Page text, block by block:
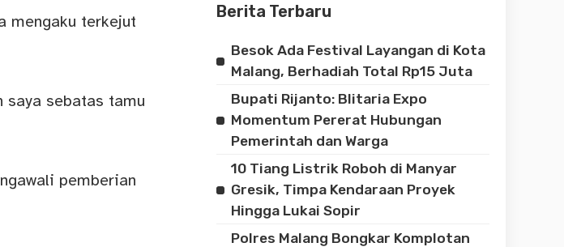
mengaku terkejut
saya sebatas tamu
pemberian
Berita Terbaru
Besok Ada Festival Layangan di Kota
Malang, Berhadiah Total Rp15 Juta
Bupati Rijanto: Blitaria Expo
Momentum Pererat Hubungan
Pemerintah dan Warga
10 Tiang Listrik Roboh di Manyar
Gresik, Timpa Kendaraan Proyek
Hingga Lukai Sopir
Polres Malang Bongkar Komplotan